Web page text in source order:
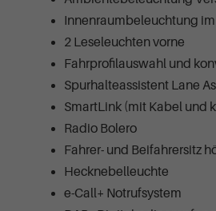
Innenraumbeleuchtung
2 Leseleuchten vorne
Fahrprofilauswahl und
Spurhalteassistent Lane
SmartLink (mit Kabel und
Radio Bolero
Fahrer- und Beifahrersitz
Hecknebelleuchte
e-Call+ Notrufsystem